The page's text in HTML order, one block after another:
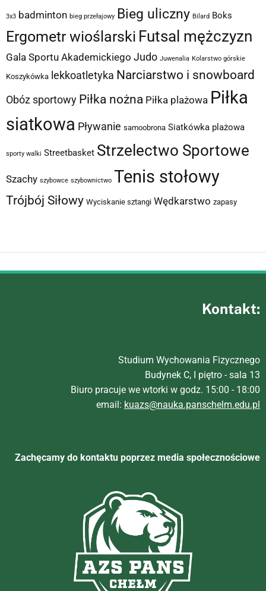
3x3 badminton bieg przełajowy Bieg uliczny Bilard Boks
Ergometr wioślarski Futsal mężczyzn
Gala Sportu Akademickiego Judo Juwenalia Kolarstwo górskie
Koszykówka lekkoatletyka Narciarstwo i snowboard
Obóz sportowy Piłka nożna Piłka plażowa Piłka
siatkowa Pływanie samoobrona Siatkówka plażowa
sporty walki Streetbasket Strzelectwo Sportowe
Szachy szybowce szybownictwo Tenis stołowy
Trójbój Siłowy Wyciskanie sztangi Wędkarstwo zapasy
Kontakt:
Studium Wychowania Fizycznego
Budynek C, I piętro - sala 13
Biuro pracuje we wtorki w godz. 15:00 - 18:00
email: kuazs@nauka.panschelm.edu.pl
Zachęcamy do kontaktu poprzez media społecznościowe